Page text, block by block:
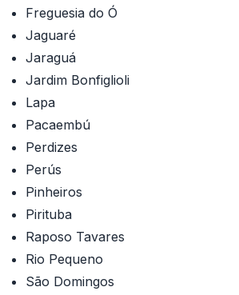
Freguesia do Ó
Jaguaré
Jaraguá
Jardim Bonfiglioli
Lapa
Pacaembú
Perdizes
Perús
Pinheiros
Pirituba
Raposo Tavares
Rio Pequeno
São Domingos